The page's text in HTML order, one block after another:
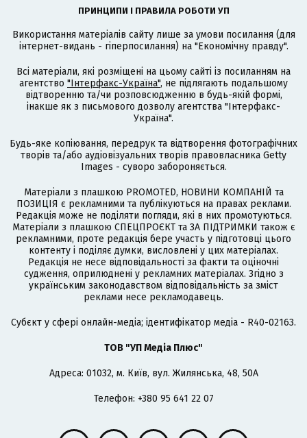
ПРИНЦИПИ І ПРАВИЛА РОБОТИ УП
Використання матеріалів сайту лише за умови посилання (для
інтернет-видань - гіперпосилання) на "Економічну правду".
Всі матеріали, які розміщені на цьому сайті із посиланням на
агентство "Інтерфакс-Україна", не підлягають подальшому
відтворенню та/чи розповсюдженню в будь-якій формі,
інакше як з письмового дозволу агентства "Інтерфакс-
Україна".
Будь-яке копіювання, передрук та відтворення фотографічних
творів та/або аудіовізуальних творів правовласника Getty
Images - суворо забороняється.
Матеріали з плашкою PROMOTED, НОВИНИ КОМПАНІЙ та
ПОЗИЦІЯ є рекламними та публікуються на правах реклами.
Редакція може не поділяти погляди, які в них промотуються.
Матеріали з плашкою СПЕЦПРОЄКТ та ЗА ПІДТРИМКИ також є
рекламними, проте редакція бере участь у підготовці цього
контенту і поділяє думки, висловлені у цих матеріалах.
Редакція не несе відповідальності за факти та оціночні
судження, оприлюднені у рекламних матеріалах. Згідно з
українським законодавством відповідальність за зміст
реклами несе рекламодавець.
Cубєкт у сфері онлайн-медіа; ідентифікатор медіа - R40-02163.
ТОВ "УП Медіа Плюс"
Адреса: 01032, м. Київ, вул. Жилянська, 48, 50А
Телефон: +380 95 641 22 07